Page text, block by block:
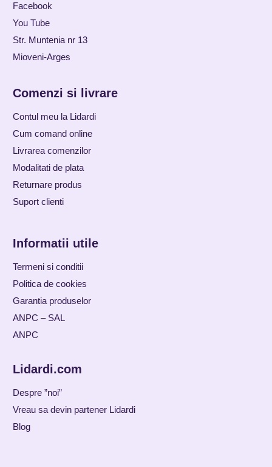
Facebook
You Tube
Str. Muntenia nr 13
Mioveni-Arges
Comenzi si livrare
Contul meu la Lidardi
Cum comand online
Livrarea comenzilor
Modalitati de plata
Returnare produs
Suport clienti
Informatii utile
Termeni si conditii
Politica de cookies
Garantia produselor
ANPC – SAL
ANPC
Lidardi.com
Despre ”noi”
Vreau sa devin partener Lidardi
Blog